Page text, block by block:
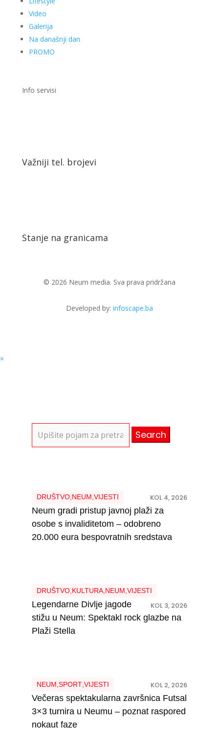
Video
Galerija
Na današnji dan
PROMO
Info servisi
Važniji tel. brojevi
Stanje na granicama
© 2026 Neum media. Sva prava pridržana
Developed by: infoscape.ba
×
for:
DRUŠTVO, NEUM VIJESTI KOL 4, 2026
Neum gradi pristup javnoj plaži za
osobe s invaliditetom – odobreno
20.000 eura bespovratnih sredstava
DRUŠTVO, KULTURA, NEUM VIJESTI
KOL 3, 2026
Legendarne Divlje jagode
stižu u Neum: Spektakl rock glazbe na
Plaži Stella
NEUM SPORT, VIJESTI KOL 2, 2026
Večeras spektakularna završnica Futsal
3×3 turnira u Neumu – poznat raspored
nokaut faze